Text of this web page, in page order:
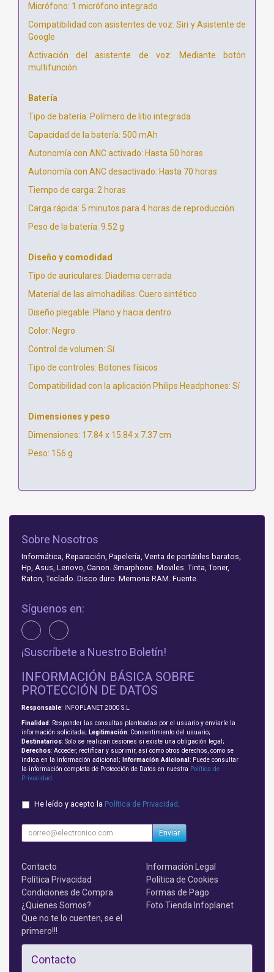
Micrófono: 1 micrófono integrado
Compatibilidad con asistentes de voz: Siri y Asistente de
Google
Activación del asistente de voz: Mediante botón
multifunción
Batería
Tipo de batería: Polímero de litio integrada
Capacidad de la batería: 500 mAh
Autonomía con ANC activado: Hasta 50 horas
Autonomía con ANC desactivado: Hasta 70 horas
Tiempo de carga: 2 horas
Carga rápida: 5 minutos para 4 horas de reproducción
Peso de la batería: 9.52 g
Diseño y comodidad
Tipo de auriculares: Diadema cerrada
Material de las almohadillas: Cuero sintético
Diseño plegable: Plano y hacia dentro
Color: Negro
Control de volumen: Sí
Tipo de controles: Botones físicos
Compatibilidad con la aplicación Philips Headphones: Sí
Dimensiones y peso
Dimensiones: 17.84 x 15.84 x 7.37 cm
Peso: 156 g
Sobre Nosotros
Informática, Reparación, Papelería, Venta de portátiles baratos,
Hp, Asus, Lenovo, Canon. Smarphone. Moviles. Tinta, Toner,
Raton, Teclado. Disco duro. Memoria RAM. Fuente.
Síguenos en:
¡Suscríbete a Nuestro Boletín!
INFORMACIÓN BÁSICA SOBRE
PROTECCIÓN DE DATOS
Responsable: INFOPLANET 2000 S.L
Finalidad: Responder las consultas planteadas por el usuario y enviarle la
información solicitada; Legitimación: Consentimiento del usuario;
Destinatarios: Solo se realizan cesiones si existe una obligación legal;
Derechos: Acceder, rectificar y suprimir, así como otros derechos, como se
indica en la información adicional;
Información Adicional : Puede consultar
la información completa de Protección de Datos en nuestra Política de
Privacidad
He leído y acepto la Política de Privacidad
Enviar
Contacto
Información Legal
Política Privacidad
Política de Cookies
Condiciones de Compra
Formas de Pago
¿Quienes Somos?
Foto Tienda Infoplanet
Que no te lo cuenten, se el
primero!!!
Contacto